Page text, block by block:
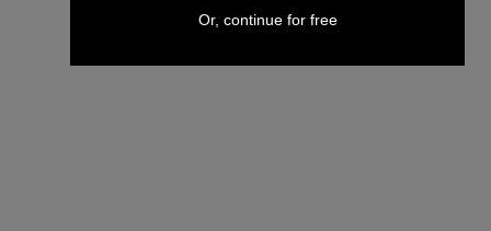
Or, continue for free